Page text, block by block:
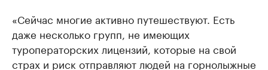
«Сейчас многие активно путешествуют. Есть
даже несколько групп, не имеющих
туроператорских лицензий, которые на свой
страх и риск отправляют людей на горнолыжные